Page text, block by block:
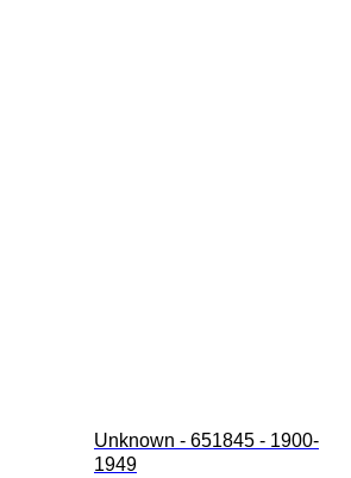
Unknown - 651845 - 1900-
1949